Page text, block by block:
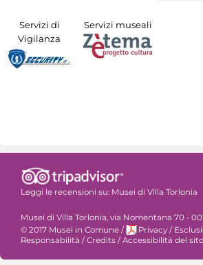
Servizi di
Vigilanza
Servizi museali
Leggi le recensioni su: Musei di Villa Torlonia
Musei di Villa Torlonia, via Nomentana 70 -
© 2017 Musei in Comune / Privacy /
Responsabilità / Credits / Accessibilità del